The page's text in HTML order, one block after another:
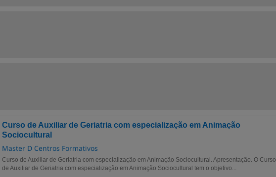
Curso de Auxiliar de Geriatria com especialização em Animação
Sociocultural
Master D Centros Formativos
Curso de Auxiliar de Geriatria com especialização em Animação Sociocultural. Apresentação. O Curso
de Auxiliar de Geriatria com especialização em Animação Sociocultural tem o objetivo...